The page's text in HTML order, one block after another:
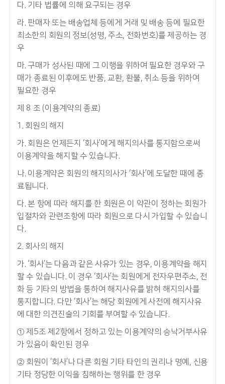
다. 기타 법률에 의해 요구되는 경우
라. 판매자 또는 배송업체 등에게 거래 및 배송 등에 필요한
최소한의 회원의 정보(성명, 주소, 전화번호)를 제공하는 경
우
마. 구매가 성사된 때에 그 이행을 위하여 필요한 경우와 구
매가 종료된 이후에도 반품, 교환, 환불, 취소 등을 위하여
필요한 경우
제 8 조 (이용계약의 종료)
1. 회원의 해지
가. 회원은 언제든지 ‘회사’에게 해지의사를 통지함으로써
이용계약을 해지할 수 있습니다.
나. 이용계약은 회원의 해지의사가 ‘회사’에 도달한 때에 종
료됩니다.
다. 본 항에 따라 해지를 한 회원은 이 약관이 정하는 회원가
입절차와 관련조항에 따라 회원으로 다시 가입할 수 있습니
다.
2. 회사의 해지
가. ‘회사’는 다음과 같은 사유가 있는 경우, 이용계약을 해지
할 수 있습니다. 이 경우 ‘회사’는 회원에게 전자우편주소, 전
화 등 기타의 방법을 통하여 해지사유를 밝혀 해지의사를
통지합니다. 다만 ‘회사’는 해당 회원에게 사전에 해지사유
에 대한 의견진술의 기회를 부여할 수 있습니다.
① 제5조 제2항에서 정하고 있는 이용계약의 승낙거부사유
가 있음이 확인된 경우
② 회원이 ‘회사’나 다른 회원 기타 타인의 권리나 명예, 신용
기타 정당한 이익을 침해하는 행위를 한 경우